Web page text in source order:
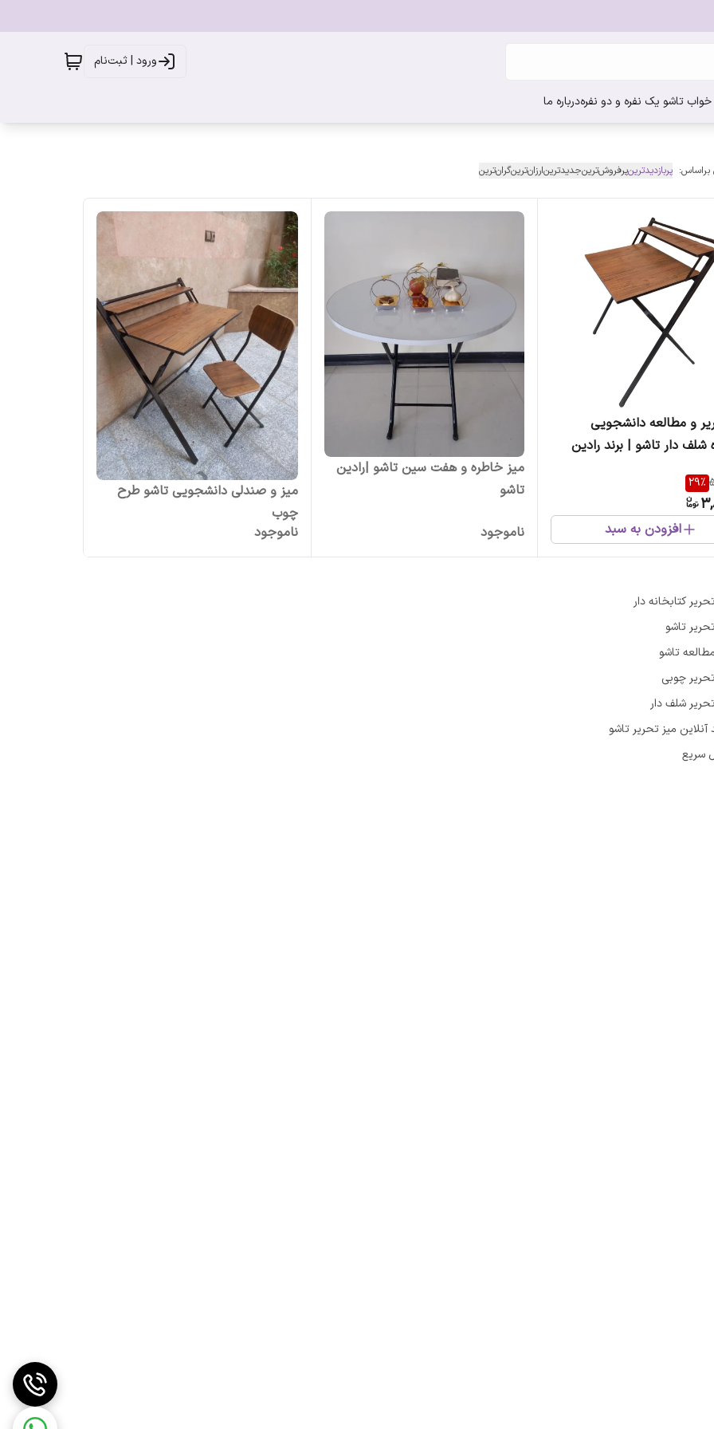
ورود | ثبت‌نام
تاشو یک نفره و دو نفرهدرباره ما
پربازدیدترینپرفروش‌ترینجدیدترینارزان‌ترینگران‌ترین
و مطالعه دانشجویی
شلف دار تاشو | برند رادین
29%
افزودن به سبد
میز خاطره و هفت سین تاشو |رادین
تاشو
ناموجود
میز و صندلی دانشجویی تاشو طرح
چوب
ناموجود
کتابخانه دار
تاشو
تاشو
چوبی
شلف دار
آنلاین میز تحریر تاشو
سریع